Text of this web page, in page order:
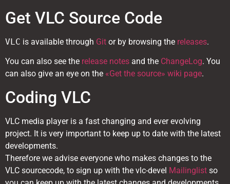
Get VLC Source Code
VLC is available through Git or by browsing the releases.
You can also see the release notes and the ChangeLog. You
can also give an eye on the «Get the source» wiki page.
Coding VLC
VLC media player is a fast changing and ever evolving
project. It is very important to keep up to date with the latest
developments.
Therefore we advise everyone who makes changes to the
VLC sourcecode, to sign up with the vlc-devel Mailinglist so